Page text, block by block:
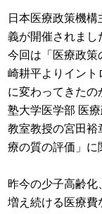
日本医療政策機
義が開催されまし
今回は「医療政策
崎耕平よりイント
に変わってきた
塾大学医学部 医
教室教授の宮田裕
療の質の評価」に
昨今の少子高齢化
増え続ける医療費